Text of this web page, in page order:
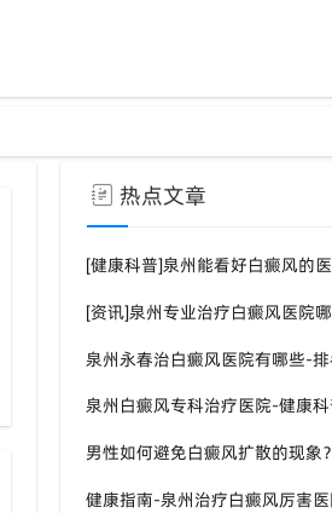
热点文章
男性如何避免白癜风扩散的现象？